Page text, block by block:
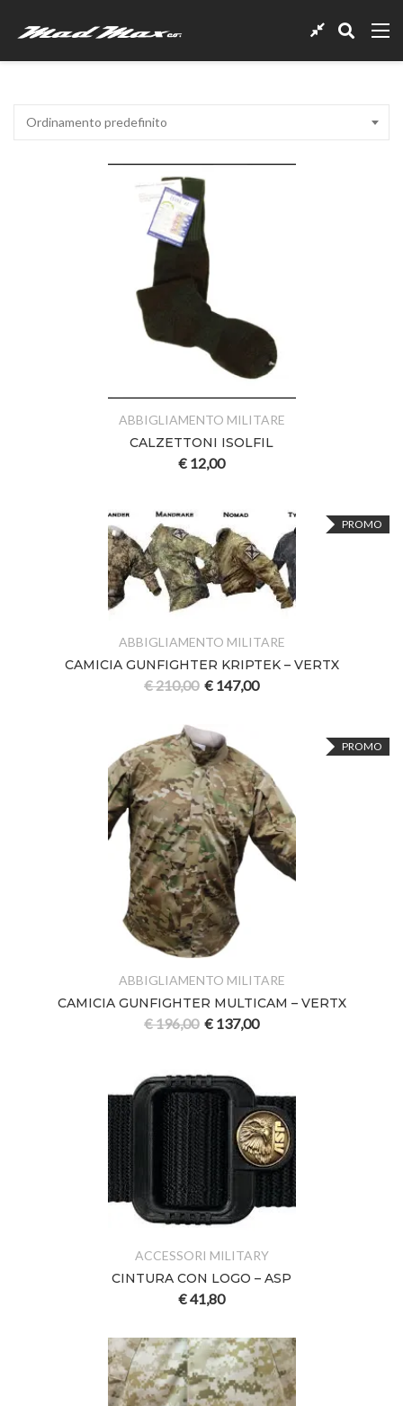
Ordinamento predefinito
ABBIGLIAMENTO MILITARE
CALZETTONI ISOLFIL
€ 12,00
PROMO
ABBIGLIAMENTO MILITARE
CAMICIA GUNFIGHTER KRIPTEK – VERTX
€210,00 € 147,00
PROMO
ABBIGLIAMENTO MILITARE
CAMICIA GUNFIGHTER MULTICAM – VERTX
€196,00 € 137,00
ACCESSORI MILITARY
CINTURA CON LOGO – ASP
€41,80